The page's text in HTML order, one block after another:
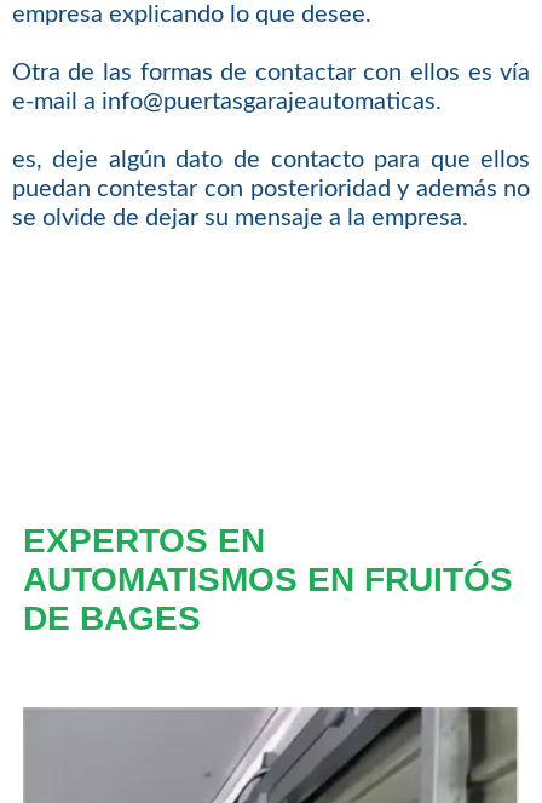
empresa explicando lo que desee.
Otra de las formas de contactar con ellos es vía
e-mail a info@puertasgarajeautomaticas.
es, deje algún dato de contacto para que ellos
puedan contestar con posterioridad y además no
se olvide de dejar su mensaje a la empresa.
EXPERTOS EN
AUTOMATISMOS EN FRUITÓS
DE BAGES